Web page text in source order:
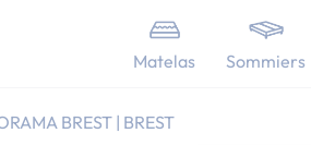
Matelas Sommiers
BREST | BREST